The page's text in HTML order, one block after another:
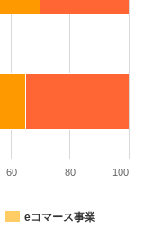
eコマース事業
60 80 100